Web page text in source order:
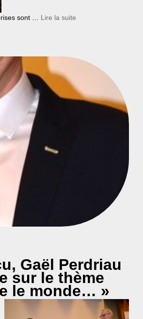
sont … Lire la suite
Gaël Perdriau
sur le thème
le monde… »